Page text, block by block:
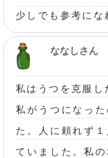
少しでも参考にな
ななしさん
私はうつを克服し
私がうつになっ
た。人に頼れず
ていました。私